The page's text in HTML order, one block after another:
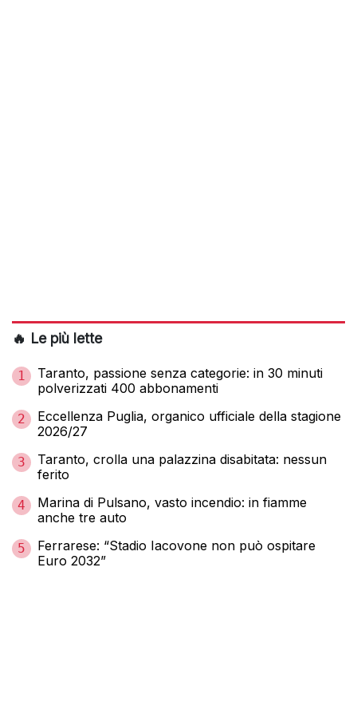
🔥 Le più lette
1
Taranto, passione senza categorie: in 30 minuti
polverizzati 400 abbonamenti
2
Eccellenza Puglia, organico ufficiale della stagione
2026/27
3
Taranto, crolla una palazzina disabitata: nessun
ferito
4
Marina di Pulsano, vasto incendio: in fiamme
anche tre auto
5
Ferrarese: “Stadio Iacovone non può ospitare
Euro 2032”